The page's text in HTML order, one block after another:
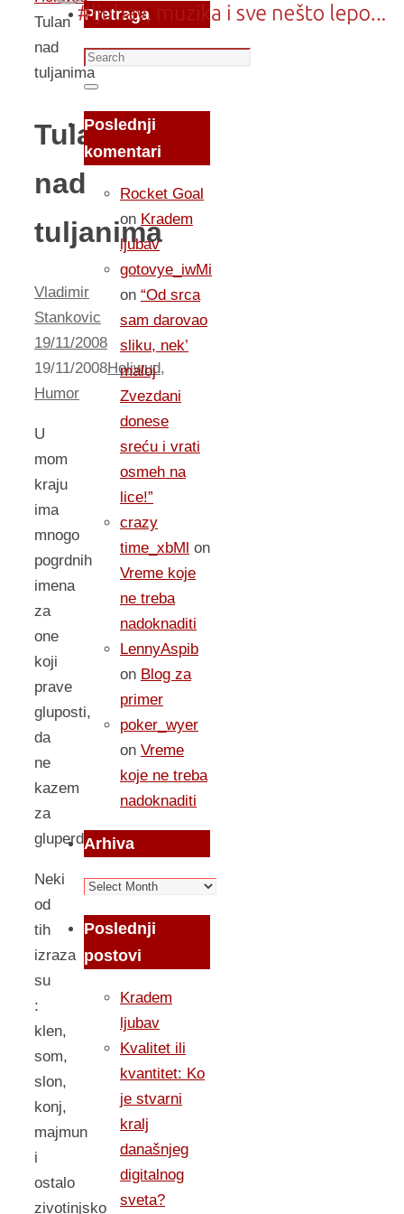
Tulan
nad
tuljanima
Tulan
nad
tuljanima
Vladimir
Stankovic
19/11/2008
19/11/2008Holiwud,
Humor
U
mom
kraju
ima
mnogo
pogrdnih
imena
za
one
koji
prave
gluposti,
da
ne
kazem
za
gluperde…
Neki
od
tih
izraza
su
:
klen,
som,
slon,
konj,
majmun
i
ostalo
zivotinjsko
Pretraga
Search
for:
Search
Poslednji
komentari
Rocket Goal
on Kradem
ljubav
gotovye_iwMi
on “Od srca
sam darovao
sliku, nek’
maloj
Zvezdani
donese
sreću i vrati
osmeh na
lice!”
crazy
time_xbMl on
Vreme koje
ne treba
nadoknaditi
LennyAspib
on Blog za
primer
poker_wyer
on Vreme
koje ne treba
nadoknaditi
Arhiva
Arhiva
Poslednji
postovi
Kradem
ljubav
Kvalitet ili
kvantitet: Ko
je stvarni
kralj
današnjeg
digitalnog
sveta?